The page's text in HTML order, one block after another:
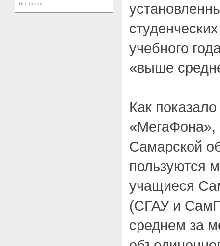
Все блоги
учебного
«выше
Как
«МегаФона»,
Самарской
пользуются
учащиеся
(СГАУ и
среднем за